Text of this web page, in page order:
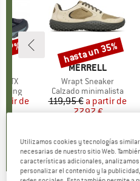
GTX
reducido
de
€
)
MARCA
MERRELL
Artículo
Wrapt Sneaker
Product group
Calzado minimalista
Precio
119,95 € Precio
a partir de
77,97 €
4,5(4)
Descuento
hasta un 35%
Utilizamos cookies y tecnologías
necesarias de nuestro sitio Web.
características adicionales,
personalizar el contenido y la